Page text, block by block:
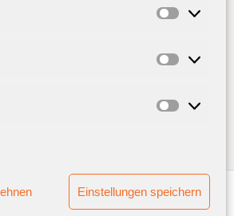
Einstellungen speichern